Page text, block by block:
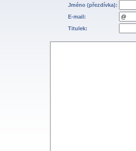
Jméno (přezdívka):
E-mail:
Titulek: